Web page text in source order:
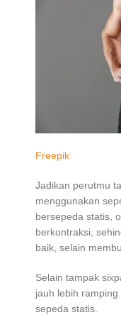
Freepik
Jadikan perutmu
menggunakan
bersepeda statis,
berkontraksi,
baik, selain
Selain tampak
jauh lebih
sepeda statis.